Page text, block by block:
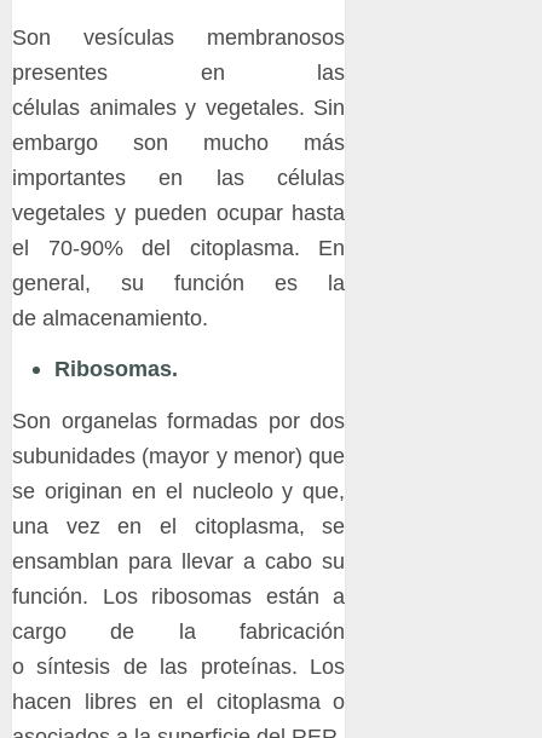
Son vesículas membranosos
presentes en las
células animales y vegetales. Sin
embargo son mucho más
importantes en las células
vegetales y pueden ocupar hasta
el 70-90% del citoplasma. En
general, su función es la
de almacenamiento.
Ribosomas.
Son organelas formadas por dos
subunidades (mayor y menor) que
se originan en el nucleolo y que,
una vez en el citoplasma, se
ensamblan para llevar a cabo su
función. Los ribosomas están a
cargo de la fabricación
o síntesis de las proteínas. Los
hacen libres en el citoplasma o